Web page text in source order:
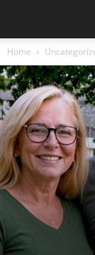
Home